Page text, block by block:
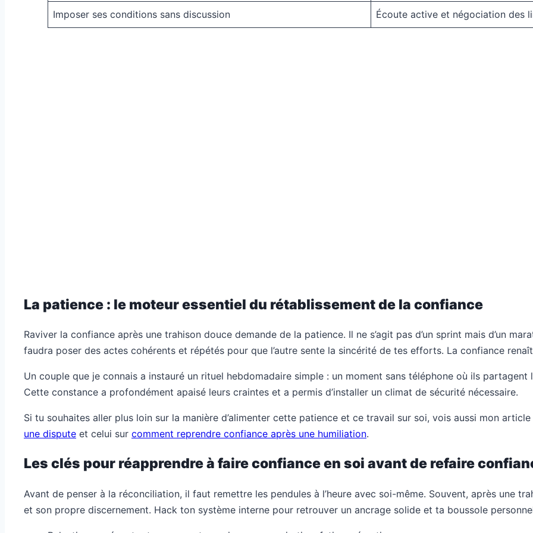
Imposer ses conditions sans discussion Écoute active et négociation des
La patience : le moteur essentiel du rétablissement de la confiance
Raviver la confiance après une trahison douce demande de la patience. Il ne s’agit pas d’un sprint mais d’un
faudra poser des actes cohérents et répétés pour que l’autre sente la sincérité de tes efforts. La confiance
Un couple que je connais a instauré un rituel hebdomadaire simple : un moment sans téléphone où ils
Cette constance a profondément apaisé leurs craintes et a permis d’installer un climat de sécurité nécessaire.
Si tu souhaites aller plus loin sur la manière d’alimenter cette patience et ce travail sur soi, vois aussi mon article
une dispute et celui sur comment reprendre confiance après une humiliation.
Les clés pour réapprendre à faire confiance en soi avant de refaire
Avant de penser à la réconciliation, il faut remettre les pendules à l’heure avec soi-même. Souvent, après une
et son propre discernement. Hack ton système interne pour retrouver un ancrage solide et ta boussole